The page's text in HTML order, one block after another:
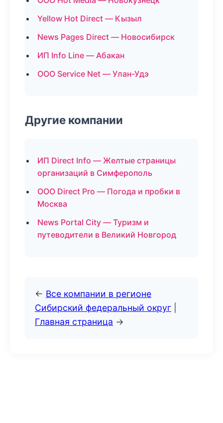
Yellow Hot Direct — Кызыл
News Pages Direct — Новосибирск
ИП Info Line — Абакан
ООО Service Net — Улан-Удэ
Другие компании
ИП Direct Info — Желтые страницы
организаций в Симферополь
ООО Direct Pro — Погода и пробки в
Москва
News Portal City — Туризм и
путеводители в Великий Новгород
← Все компании в регионе
Сибирский федеральный округ
Главная страница →